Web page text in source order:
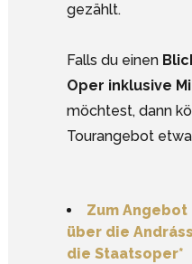
gezählt.
Falls du einen
Oper inklusive
möchtest, dann
Tourangebot
Zum
über die
die Staatsoper*